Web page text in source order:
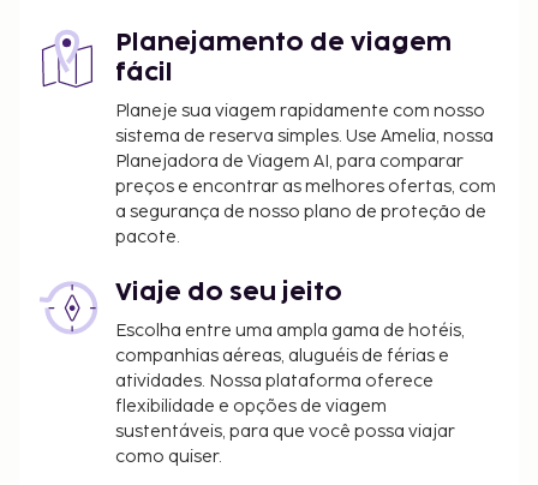
gerar um certo nível de ruído.
O alojamento aceita animais de estimação
restrições aos mesmos (haverá lugar a custos
adicionais, devidamente discriminados na
secção "Taxas"). Os clientes deverão contactar
diretamente o alojamento no sentido de
organizar a estadia dos seus animais de
de contacto que constam na sua confirmação
de reserva.
O alojamento é limpo por profissionais.
O alojamento disponibiliza check-in sem
contacto e check-out sem contacto.
Este alojamento aberto à comunidade LGBTQ+
aceita clientes de qualquer orientação sexual e
Planejamento de viagem
fácil
Planeje sua viagem rapidamente com nosso
sistema de reserva simples. Use Amelia, nossa
Planejadora de Viagem AI, para comparar
preços e encontrar as melhores ofertas, com
a segurança de nosso plano de proteção de
pacote.
Viaje do seu jeito
Escolha entre uma ampla gama de hotéis,
companhias aéreas, aluguéis de férias e
atividades. Nossa plataforma oferece
flexibilidade e opções de viagem
sustentáveis, para que você possa viajar
como quiser.